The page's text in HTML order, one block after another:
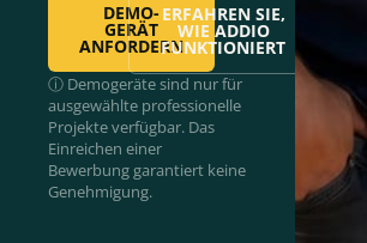
DEMO-
GERÄT
ANFORDERN
ERFAHREN SIE,
WIE ADDIO
FUNKTIONIERT
ⓘ Demogeräte sind nur für
ausgewählte professionelle
Projekte verfügbar. Das
Einreichen einer
Bewerbung garantiert keine
Genehmigung.